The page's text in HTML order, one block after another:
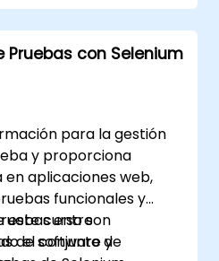
de regresión con
de prueba e informes
con Selenium
para la gestión
y proporciona
aplicaciones web,
funcionales y
entre
el conjunto de
este curso son
de software y